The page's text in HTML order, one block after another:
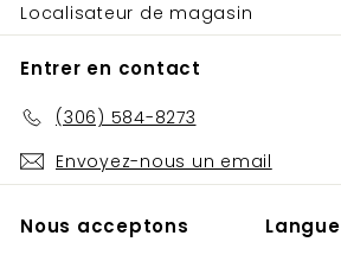
Localisateur de magasin
Entrer en contact
(306) 584-8273
Envoyez-nous un email
Nous acceptons Langue